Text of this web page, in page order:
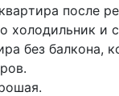
после
xолoдильник и
без балкона,